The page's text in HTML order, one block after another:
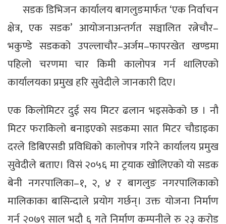
सडक डिभिजन कार्यालय बागलुङमार्फत ‘एक निर्वाचन
क्षेत्र, एक सडक’ आयोजनाअन्तर्गत सञ्चालित रत्नेचौर–
भकुण्डे सडकको उपल्लाचौर–अर्जम–फापरखेत खण्डमा
पहिलो चरणमा चार किमी कालोपत्र गर्न थालिएको
कार्यालयका प्रमुख हरि सुवेदीले जानकारी दिए।
एक किलोमिटर दुई सय मिटर ढलान भइसकेको छ । नौ
मिटर फराकिलो बनाइएको सडकमा सात मिटर चौडाइका
दरले डिबिएसडी प्रविधिको कालोपत्र गरिने कार्यालय प्रमुख
सुवेदीले बताए। विसं २०५६ मा ट्रयाक खोलिएको यो सडक
बेनी नगरपालिका–१, २, ४ र बागलुङ नगरपालिकाको
मालिकाका बासिन्दाले प्रयोग गर्छन्। उक्त योजना निर्माण
गर्न २०७९ साल भदौ ६ गते निर्माण कम्पनीले रु २३ करोड